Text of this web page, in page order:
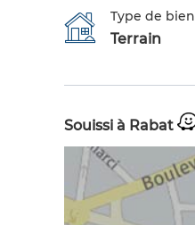
Type de bien
Terrain
Souissi à Rabat